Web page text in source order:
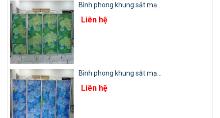
Bình phong khung sắt mạ...
Liên hệ
Bình phong khung sắt mạ...
Liên hệ